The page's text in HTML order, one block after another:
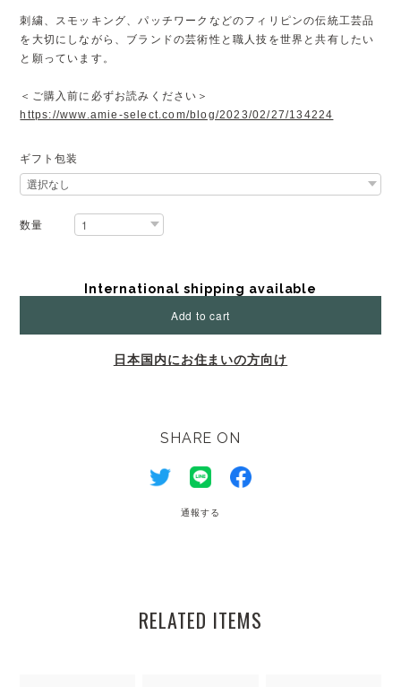
刺繍、スモッキング、パッチワークなどのフィリピンの伝統工芸品
を大切にしながら、ブランドの芸術性と職人技を世界と共有したい
と願っています。
＜ご購入前に必ずお読みください＞
https://www.amie-select.com/blog/2023/02/27/134224
ギフト包装
数量
International shipping available
Add to cart
日本国内にお住まいの方向け
SHARE ON
通報する
RELATED ITEMS